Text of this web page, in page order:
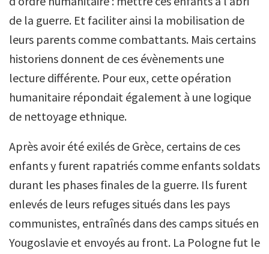
de la guerre. Et faciliter ainsi la mobilisation de
leurs parents comme combattants. Mais certains
historiens donnent de ces évènements une
lecture différente. Pour eux, cette opération
humanitaire répondait également à une logique
de nettoyage ethnique.
Après avoir été exilés de Grèce, certains de ces
enfants y furent rapatriés comme enfants soldats
durant les phases finales de la guerre. Ils furent
enlevés de leurs refuges situés dans les pays
communistes, entraînés dans des camps situés en
Yougoslavie et envoyés au front. La Pologne fut le